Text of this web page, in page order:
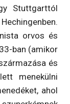
Stuttgarttól
orvos és
ban (amikor
és
menekülni
ahol